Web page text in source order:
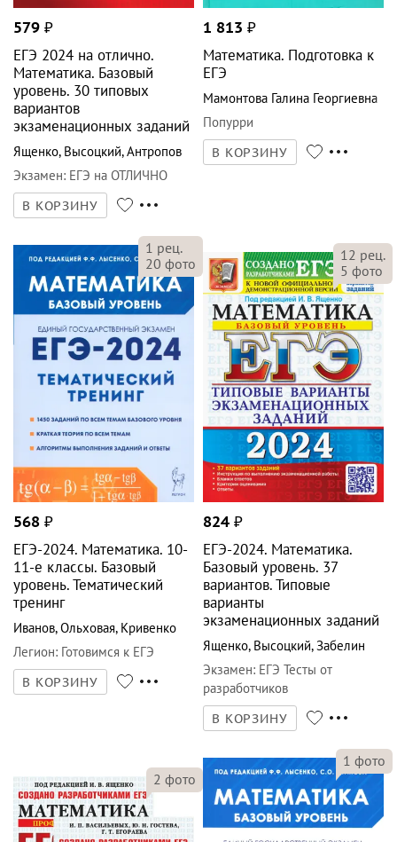
579 ₽
ЕГЭ 2024 на отлично.
Математика. Базовый
уровень. 30 типовых
вариантов
экзаменационных заданий
Ященко, Высоцкий,Антропов
Экзамен: ЕГЭ на ОТЛИЧНО
В КОРЗИНУ
1 813 ₽
Математика. Подготовка к
ЕГЭ
Мамонтова Галина Георгиевна
Попурри
В КОРЗИНУ
1 рец.
20 фото
568 ₽
ЕГЭ-2024. Математика. 10-
11-е классы. Базовый
уровень. Тематический
тренинг
Иванов,Ольховая, Кривенко
Легион: Готовимся к ЕГЭ
В КОРЗИНУ
12 рец.
5 фото
824 ₽
ЕГЭ-2024. Математика.
Базовый уровень. 37
вариантов. Типовые
варианты
экзаменационных заданий
Ященко, Высоцкий,Забелин
Экзамен: ЕГЭ Тесты от
разработчиков
В КОРЗИНУ
2 фото
1 фото